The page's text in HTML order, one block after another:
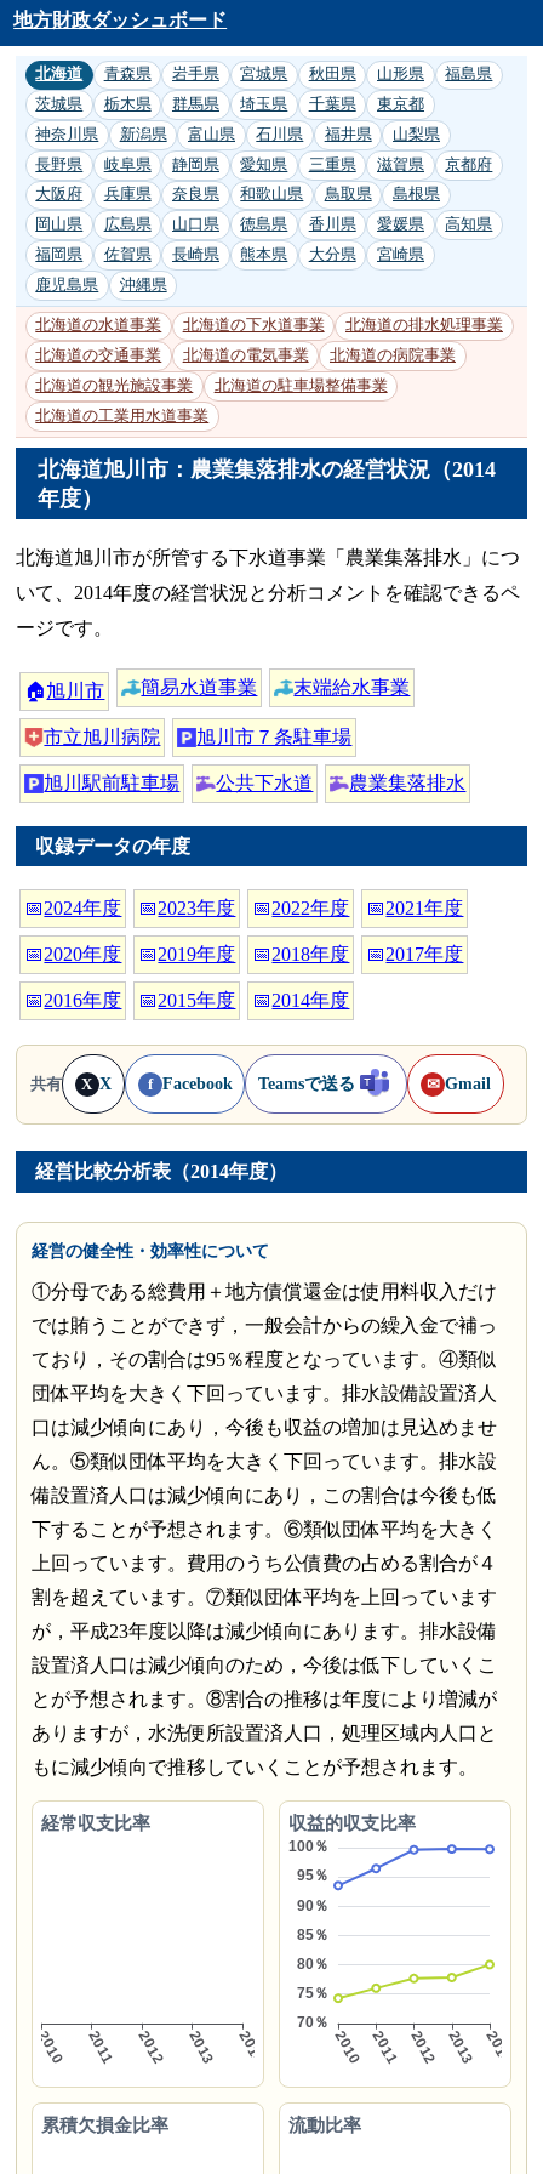
地方財政ダッシュボード
北海道 青森県 岩手県 宮城県 秋田県 山形県
福島県
茨城県
栃木県 群馬県 埼玉県 千葉県
東京都
神奈川県
新潟県 富山県 石川県 福井県
山梨県
長野県
岐阜県 静岡県 愛知県 三重県 滋賀県
京都府
大阪府
兵庫県 奈良県 和歌山県 鳥取県
島根県
岡山県
広島県 山口県 徳島県 香川県 愛媛県
高知県
福岡県
佐賀県 長崎県 熊本県 大分県
宮崎県
鹿児島県
沖縄県
北海道の水道事業 北海道の下水道事業
北海道の排水処理事業
北海道の交通事業
北海道の電気事業
北海道の病院事業
北海道の観光施設事業
北海道の駐車場整備事業
北海道の工業用水道事業
北海道旭川市：農業集落排水の経営状況（2014
年度）
北海道旭川市が所管する下水道事業「農業集落排水」につ
いて、2014年度の経営状況と分析コメントを確認できるペ
ージです。
🏠旭川市 簡易水道事業 末端給水事業
市立旭川病院 旭川市７条駐車場
旭川駅前駐車場 公共下水道 農業集落排水
収録データの年度
📅2024年度 📅2023年度 📅2022年度 📅2021年度
📅2020年度 📅2019年度 📅2018年度 📅2017年度
📅2016年度 📅2015年度 📅2014年度
共有 X X f Facebook Teamsで送る ✉ Gmail
経営比較分析表（2014年度）
経営の健全性・効率性について
①分母である総費用＋地方債償還金は使用料収入だけ
では賄うことができず，一般会計からの繰入金で補っ
ており，その割合は95％程度となっています。④類似
団体平均を大きく下回っています。排水設備設置済人
口は減少傾向にあり，今後も収益の増加は見込めませ
ん。⑤類似団体平均を大きく下回っています。排水設
備設置済人口は減少傾向にあり，この割合は今後も低
下することが予想されます。⑥類似団体平均を大きく
上回っています。費用のうち公債費の占める割合が４
割を超えています。⑦類似団体平均を上回っています
が，平成23年度以降は減少傾向にあります。排水設備
設置済人口は減少傾向のため，今後は低下していくこ
とが予想されます。⑧割合の推移は年度により増減が
ありますが，水洗便所設置済人口，処理区域内人口と
もに減少傾向で推移していくことが予想されます。
経常収支比率 収益的収支比率
累積欠損金比率 流動比率